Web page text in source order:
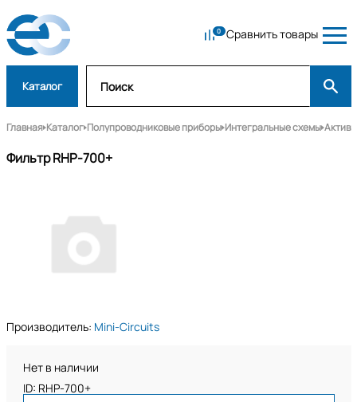
Сравнить товары
Каталог
Главная Каталог Полупроводниковые приборы Интегральные схемы
Фильтр RHP-700+
Производитель: Mini-Circuits
Нет в наличии
ID: RHP-700+